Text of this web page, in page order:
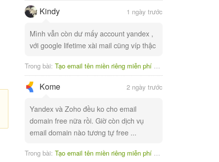
Kindy 1 ngày trước
Mình vẫn còn dư mấy account yandex ,
với google lifetime xài mail cũng víp thậc
Trong bài: Tạo email tên miền riêng miễn phí với Yandex
Kome 2 ngày trước
Yandex và Zoho đều ko cho email
domain free nữa rồi. Giờ còn dịch vụ
email domain nào tương tự free ...
Trong bài: Tạo email tên miền riêng miễn phí với Yandex